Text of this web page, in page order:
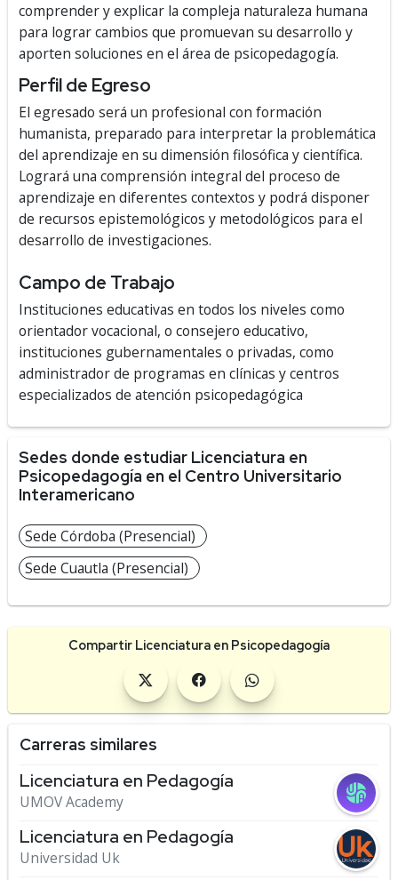
comprender y explicar la compleja naturaleza humana
para lograr cambios que promuevan su desarrollo y
aporten soluciones en el área de psicopedagogía.
Perfil de Egreso
El egresado será un profesional con formación
humanista, preparado para interpretar la problemática
del aprendizaje en su dimensión filosófica y científica.
Logrará una comprensión integral del proceso de
aprendizaje en diferentes contextos y podrá disponer
de recursos epistemológicos y metodológicos para el
desarrollo de investigaciones.
Campo de Trabajo
Instituciones educativas en todos los niveles como
orientador vocacional, o consejero educativo,
instituciones gubernamentales o privadas, como
administrador de programas en clínicas y centros
especializados de atención psicopedagógica
Sedes donde estudiar Licenciatura en
Psicopedagogía en el Centro Universitario
Interamericano
Sede Córdoba (Presencial)
Sede Cuautla (Presencial)
Compartir Licenciatura en Psicopedagogía
Carreras similares
Licenciatura en Pedagogía
UMOV Academy
Licenciatura en Pedagogía
Universidad Uk